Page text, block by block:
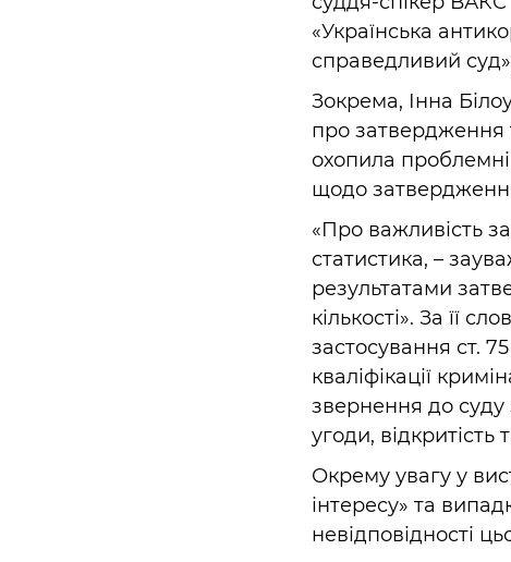
«Українська
справедливий
Зокрема, Інна
про затвердження
охопила
щодо
«Про важливість
статистика, –
результатами
кількості». За її
застосування ст.
кваліфікації
звернення до суду
угоди, відкритість
Окрему увагу у
інтересу» та
невідповідності